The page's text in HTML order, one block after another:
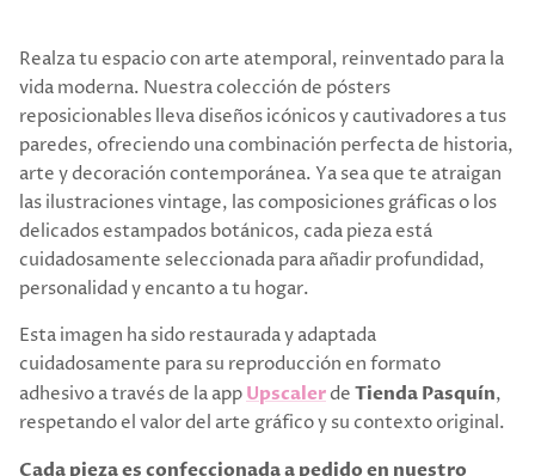
Realza tu espacio con arte atemporal, reinventado para la
vida moderna. Nuestra colección de pósters
reposicionables lleva diseños icónicos y cautivadores a tus
paredes, ofreciendo una combinación perfecta de historia,
arte y decoración contemporánea. Ya sea que te atraigan
las ilustraciones vintage, las composiciones gráficas o los
delicados estampados botánicos, cada pieza está
cuidadosamente seleccionada para añadir profundidad,
personalidad y encanto a tu hogar.
Esta imagen ha sido restaurada y adaptada
cuidadosamente para su reproducción en formato
adhesivo a travésde la app Upscalerde Tienda Pasquín,
respetando el valor del arte gráfico y su contexto original.
Cada pieza es confeccionada a pedido en nuestro